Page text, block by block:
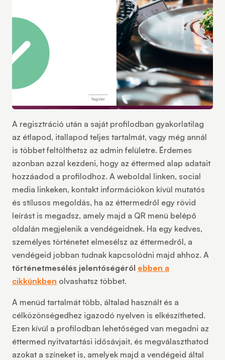
A regisztráció után a saját profilodban gyakorlatilag
az étlapod, itallapod teljes tartalmát, vagy még annál
is többet feltölthetsz az admin felületre. Érdemes
azonban azzal kezdeni, hogy az éttermed alap adatait
hozzáadod a profilodhoz. A weboldal linken, social
media linkeken, kontakt információkon kívül mutatós
és stílusos megoldás, ha az éttermedről egy rövid
leírást is megadsz, amely majd a QR menü belépő
oldalán megjelenik a vendégeidnek. Ha egy kedves,
személyes történetet elmesélsz az éttermedről, a
vendégeid jobban tudnak kapcsolódni majd ahhoz. A
történetmesélés jelentőségéről ebben a
cikkünkben olvashatsz többet.
A menüd tartalmát több, általad használt és a
célközönségedhez igazodó nyelven is elkészítheted.
Ezen kívül a profilodban lehetőséged van megadni az
éttermed nyitvatartási idősávjait, és megválaszthatod
azokat a színeket is, amelyek majd a vendégeid által